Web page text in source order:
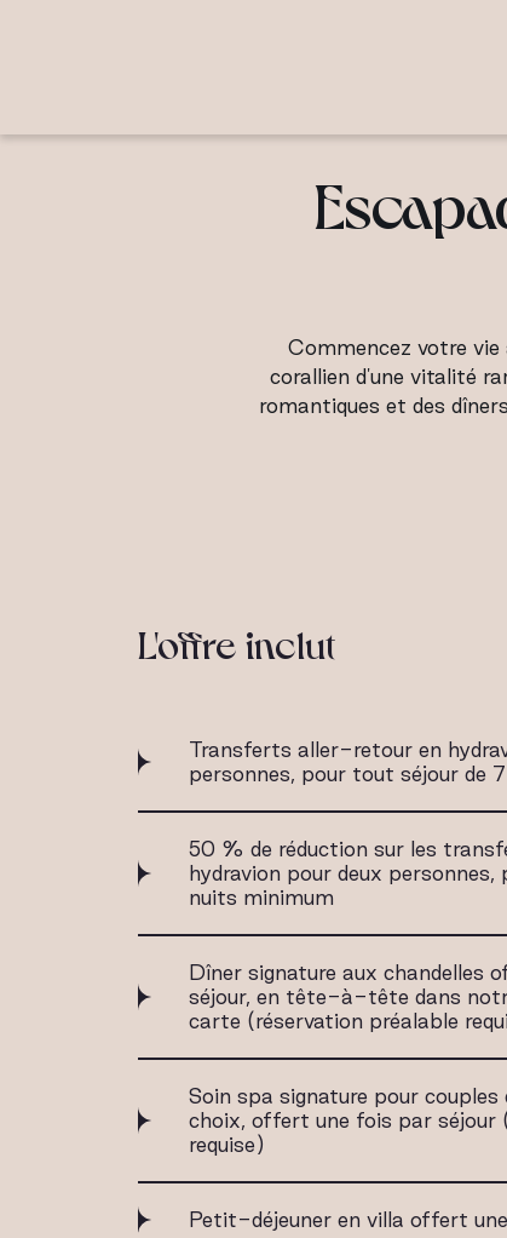
Commencez votre vie
corallien d'une vitalité
romantiques et des
L'offre inclut
Transferts aller-retour en
personnes, pour tout séjour de
50 % de réduction sur les
hydravion pour deux
nuits minimum
Dîner signature aux chandelles
séjour, en tête-à-tête dans
carte (réservation préalable
Soin spa signature pour
choix, offert une fois par séjour
requise)
Petit-déjeuner en villa offert